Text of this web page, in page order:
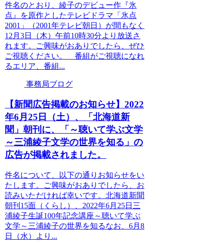
件名のとおり、綾子のデビュー作『氷
点』を原作としたテレビドラマ「氷点
2001」（2001年テレビ朝日）が間もなく
12月3日（木）午前10時30分より放送さ
れます。ご興味がおありでしたら、ぜひ
ご視聴ください。 番組がご視聴になれ
るエリア、番組...
事務局ブログ
【新聞広告掲載のお知らせ】2022
年6月25日（土）、「北海道新
聞」朝刊に、「～聴いて学ぶ文学
～三浦綾子文学の世界を知る」の
広告が掲載されました。
件名について、以下の通りお知らせをい
たします。ご興味がおありでしたら、お
読みいただければ幸いです。北海道新聞
朝刊15面（くらし）、2022年6月25日三
浦綾子生誕100年記念講座～聴いて学ぶ
文学～三浦綾子の世界を知るなお、6月8
日（水）より...